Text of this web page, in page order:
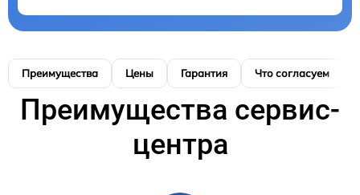
Преимущества Цены Гарантия Что согласуем
Преимущества сервис-
центра